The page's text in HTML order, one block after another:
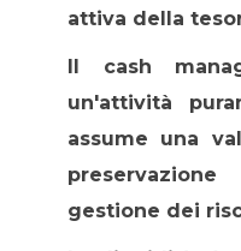
attiva della
Il cash
un'attività
assume una
gestione dei